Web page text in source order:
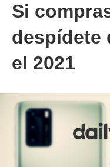
Si
despídete
el 2021